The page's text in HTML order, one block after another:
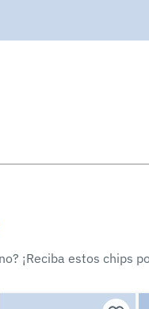
¡Reciba estos chips